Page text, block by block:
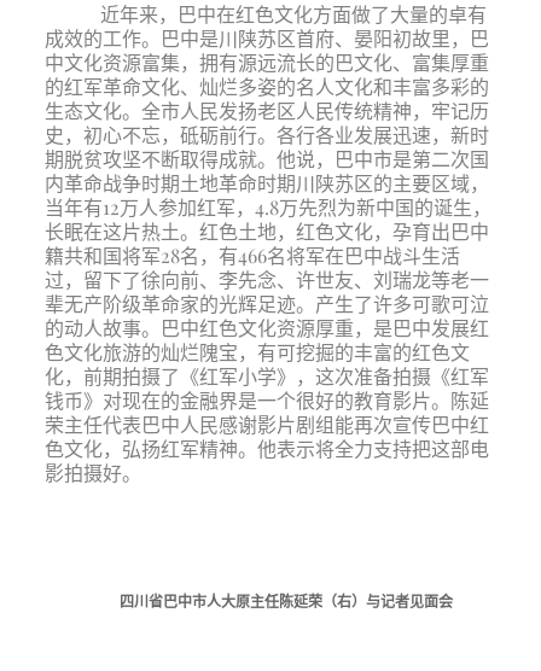
近年来，巴中在红色文化方面做了大量的卓有
成效的工作。巴中是川陕苏区首府、晏阳初故里，巴
中文化资源富集，拥有源远流长的巴文化、富集厚重
的红军革命文化、灿烂多姿的名人文化和丰富多彩的
生态文化。全市人民发扬老区人民传统精神，牢记历
史，初心不忘，砥砺前行。各行各业发展迅速，新时
期脱贫攻坚不断取得成就。他说，巴中市是第二次国
内革命战争时期土地革命时期川陕苏区的主要区域，
当年有12万人参加红军，4.8万先烈为新中国的诞生，
长眠在这片热土。红色土地，红色文化，孕育出巴中
籍共和国将军28名，有466名将军在巴中战斗生活
过，留下了徐向前、李先念、许世友、刘瑞龙等老一
辈无产阶级革命家的光辉足迹。产生了许多可歌可泣
的动人故事。巴中红色文化资源厚重，是巴中发展红
色文化旅游的灿烂隗宝，有可挖掘的丰富的红色文
化，前期拍摄了《红军小学》，这次准备拍摄《红军
钱币》对现在的金融界是一个很好的教育影片。陈延
荣主任代表巴中人民感谢影片剧组能再次宣传巴中红
色文化，弘扬红军精神。他表示将全力支持把这部电
影拍摄好。
四川省巴中市人大原主任陈延荣（右）与记者见面会